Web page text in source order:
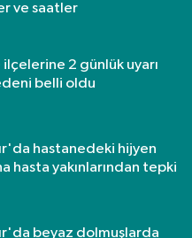
ve saatler
2 günlük uyarı
belli oldu
hastanedeki hijyen
hasta yakınlarından tepki
beyaz dolmuşlarda